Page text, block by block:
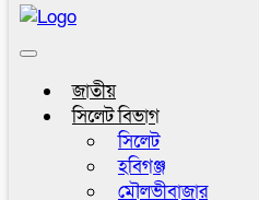
Toggle
জাতীয়
সিলেট বিভাগ
সিলেট
হবিগঞ্জ
মৌলভীবাজার